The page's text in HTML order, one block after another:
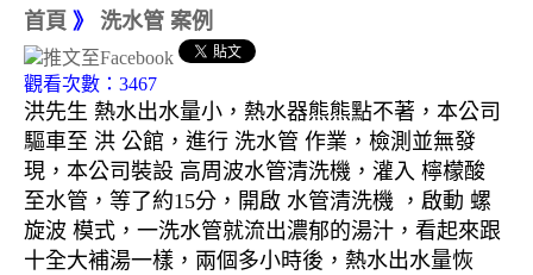
首頁 》 洗水管 案例
觀看次數：3467
洪先生 熱水出水量小，熱水器熊熊點不著，本公司
驅車至 洪 公館，進行 洗水管 作業，檢測並無發
現，本公司裝設 高周波水管清洗機，灌入 檸檬酸
至水管，等了約15分，開啟 水管清洗機 ，啟動 螺
旋波 模式，一洗水管就流出濃郁的湯汁，看起來跟
十全大補湯一樣，兩個多小時後，熱水出水量恢